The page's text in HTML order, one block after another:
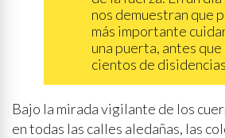
nos demuestran que
más importante
una puerta, antes
cientos de
Bajo la mirada vigilante de los
en todas las calles aledañas, las